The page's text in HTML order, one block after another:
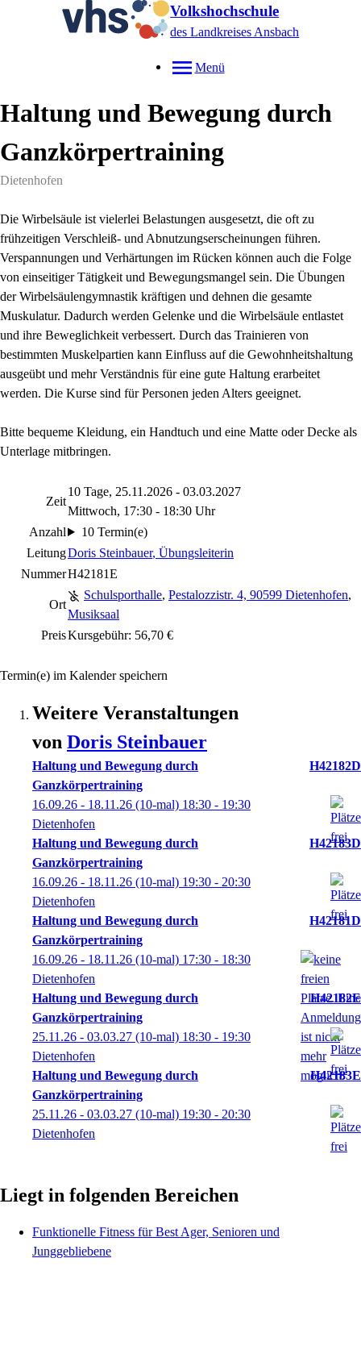
Volkshochschule
des Landkreises Ansbach
Menü
Haltung und Bewegung durch
Ganzkörpertraining
Dietenhofen
Die Wirbelsäule ist vielerlei Belastungen ausgesetzt, die oft zu
frühzeitigen Verschleiß- und Abnutzungserscheinungen führen.
Verspannungen und Verhärtungen im Rücken können auch die Folge
von einseitiger Tätigkeit und Bewegungsmangel sein. Die Übungen
der Wirbelsäulengymnastik kräftigen und dehnen die gesamte
Muskulatur. Dadurch werden Gelenke und die Wirbelsäule entlastet
und ihre Beweglichkeit verbessert. Durch das Trainieren von
bestimmten Muskelpartien kann Einfluss auf die Gewohnheitshaltung
ausgeübt und mehr Verständnis für eine gute Haltung erarbeitet
werden. Die Kurse sind für Personen jeden Alters geeignet.
Bitte bequeme Kleidung, ein Handtuch und eine Matte oder Decke als
Unterlage mitbringen.
Zeit
10 Tage, 25.11.2026 - 03.03.2027
Mittwoch, 17:30 - 18:30 Uhr
Anzahl
10 Termin(e)
LeitungDoris Steinbauer, Übungsleiterin
NummerH42181E
Ort
Schulsporthalle, Pestalozzistr. 4, 90599 Dietenhofen,
Musiksaal
PreisKursgebühr: 56,70 €
Termin(e) im Kalender speichern
Weitere Veranstaltungen
von Doris Steinbauer
Haltung und Bewegung durch
Ganzkörpertraining
H42182D
16.09.26 - 18.11.26 (10-mal) 18:30 - 19:30
Dietenhofen
Haltung und Bewegung durch
Ganzkörpertraining
H42183D
16.09.26 - 18.11.26 (10-mal) 19:30 - 20:30
Dietenhofen
Haltung und Bewegung durch
Ganzkörpertraining
H42181D
16.09.26 - 18.11.26 (10-mal) 17:30 - 18:30
Dietenhofen
Haltung und Bewegung durch
Ganzkörpertraining
H42182E
25.11.26 - 03.03.27 (10-mal) 18:30 - 19:30
Dietenhofen
Haltung und Bewegung durch
Ganzkörpertraining
H42183E
25.11.26 - 03.03.27 (10-mal) 19:30 - 20:30
Dietenhofen
Liegt in folgenden Bereichen
Funktionelle Fitness für Best Ager, Senioren und
Junggebliebene